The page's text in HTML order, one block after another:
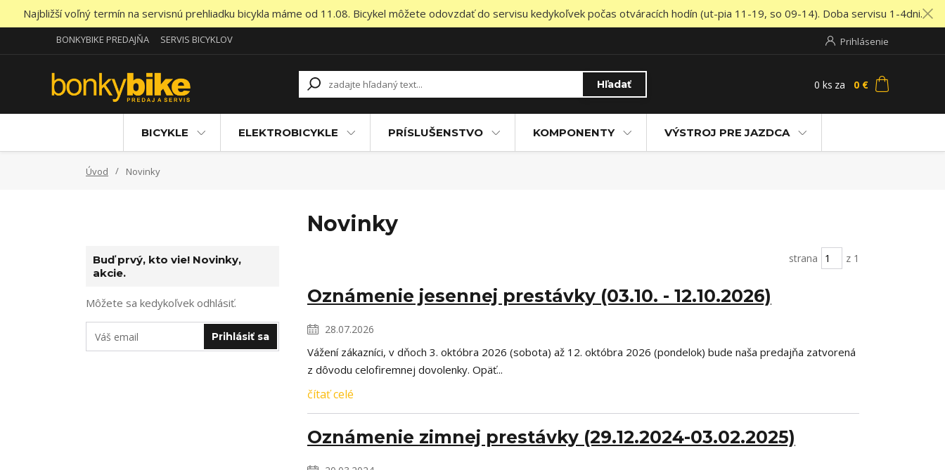
Najbližší voľný termín na servisnú prehliadku bicykla máme od 11.08. Bicykel môžete odovzdať do servisu kedykoľvek počas otváracích hodín (ut-pia 11-19, so 09-14). Doba servisu 1-4dni.
BONKYBIKE PREDAJŇA SERVIS BICYKLOV Prihlásenie
Hľadať 0 ks za 0 €
BICYKLE ELEKTROBICYKLE PRÍSLUŠENSTVO KOMPONENTY VÝSTROJ PRE JAZDCA
Úvod Novinky
Buď prvý, kto vie! Novinky,
akcie.
Môžete sa kedykoľvek odhlásiť.
Prihlásiť sa
Novinky
strana z 1
Oznámenie jesennej prestávky (03.10. - 12.10.2026)
28.07.2026
Vážení zákazníci, v dňoch 3. októbra 2026 (sobota) až 12. októbra 2026 (pondelok) bude naša predajňa zatvorená
z dôvodu celofiremnej dovolenky. Opäť...
čítať celé
Oznámenie zimnej prestávky (29.12.2024-03.02.2025)